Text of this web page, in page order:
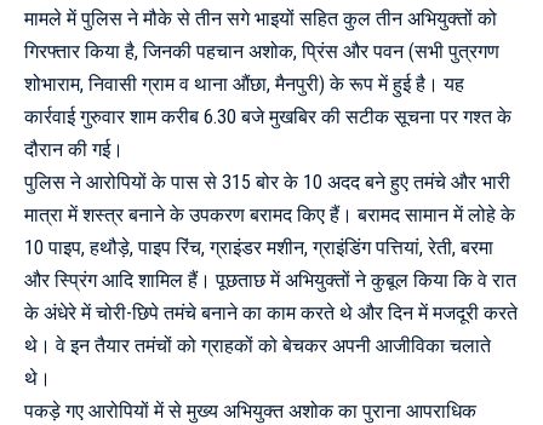
मामले में पुलिस ने मौके से तीन सगे भाइयों सहित कुल तीन अभियुक्तों को
गिरफ्तार किया है, जिनकी पहचान अशोक, प्रिंस और पवन (सभी पुत्रगण
शोभाराम, निवासी ग्राम व थाना औंछा, मैनपुरी) के रूप में हुई है। यह
कार्रवाई गुरुवार शाम करीब 6.30 बजे मुखबिर की सटीक सूचना पर गश्त के
दौरान की गई।
पुलिस ने आरोपियों के पास से 315 बोर के 10 अदद बने हुए तमंचे और भारी
मात्रा में शस्त्र बनाने के उपकरण बरामद किए हैं। बरामद सामान में लोहे के
10 पाइप, हथौड़े, पाइप रिंच, ग्राइंडर मशीन, ग्राइंडिंग पत्तियां, रेती, बरमा
और स्प्रिंग आदि शामिल हैं। पूछताछ में अभियुक्तों ने कुबूल किया कि वे रात
के अंधेरे में चोरी-छिपे तमंचे बनाने का काम करते थे और दिन में मजदूरी करते
थे। वे इन तैयार तमंचों को ग्राहकों को बेचकर अपनी आजीविका चलाते
थे।
पकड़े गए आरोपियों में से मुख्य अभियुक्त अशोक का पुराना आपराधिक